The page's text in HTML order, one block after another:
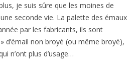
je suis sûre que les moines de
seconde vie. La palette des émaux
par les fabricants, ils sont
d’émail non broyé (ou même broyé),
n’ont plus d’usage…